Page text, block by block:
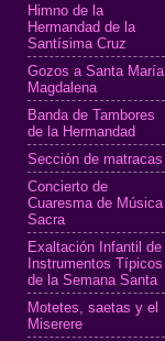
Himno de la
Hermandad de la
Santísima Cruz
Gozos a Santa María
Magdalena
Banda de Tambores
de la Hermandad
Sección de matracas
Concierto de
Cuaresma de Música
Sacra
Exaltación Infantil de
Instrumentos Típicos
de la Semana Santa
Motetes, saetas y el
Miserere